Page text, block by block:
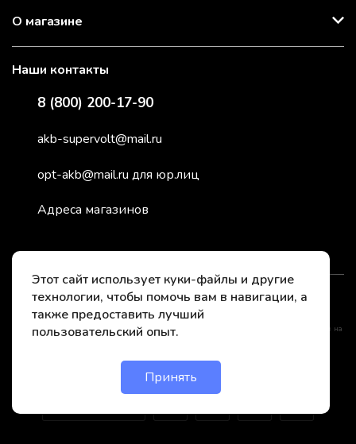
О магазине
Наши контакты
8 (800) 200-17-90
akb-supervolt@mail.ru
opt-akb@mail.ru для юр.лиц
Адреса магазинов
2026 © СуперВольт - заряжено энергией
*Instagram принадлежит компании Meta, признанной нежелательной организацией на
Этот сайт использует куки-файлы и другие
технологии, чтобы помочь вам в навигации, а
также предоставить лучший
пользовательский опыт.
Принять